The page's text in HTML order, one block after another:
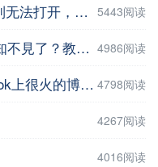
如何解决youtube music地区限制无法打开，并在手机上进行下载操作 5443阅读
Facebook 收不到通知？臉書通知不見了？教你5招輕鬆解決 | iPhoneTipSo 4986阅读
tiktok有哪些擦边跳舞博主，tiktok上很火的博主盘点 4798阅读
4267阅读
4016阅读